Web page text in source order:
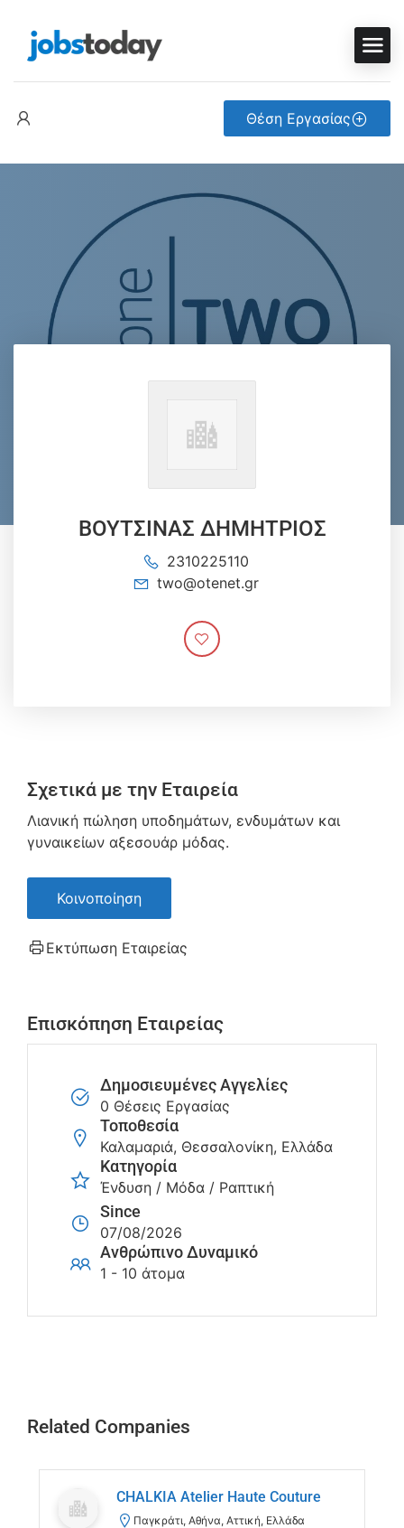
Θέση Εργασίας
ΒΟΥΤΣΙΝΑΣ ΔΗΜΗΤΡΙΟΣ
2310225110
two@otenet.gr
Σχετικά με την Εταιρεία
Λιανική πώληση υποδημάτων, ενδυμάτων και
γυναικείων αξεσουάρ μόδας.
Κοινοποίηση
Εκτύπωση Εταιρείας
Επισκόπηση Εταιρείας
Δημοσιευμένες Αγγελίες
0 Θέσεις Εργασίας
Τοποθεσία
Καλαμαριά, Θεσσαλονίκη, Ελλάδα
Κατηγορία
Ένδυση / Μόδα / Ραπτική
Since
07/08/2026
Ανθρώπινο Δυναμικό
1 - 10 άτομα
Related Companies
CHALKIA Atelier Haute Couture
Παγκράτι, Αθήνα, Αττική, Ελλάδα